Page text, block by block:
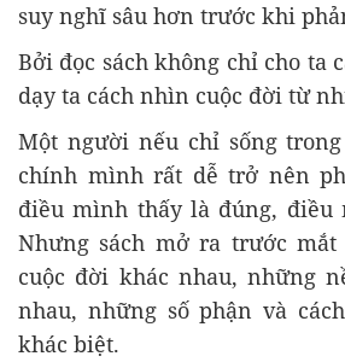
suy nghĩ sâu hơn trước khi
Bởi đọc sách không chỉ cho ta
dạy ta cách nhìn cuộc đời từ
Một người nếu chỉ sống
chính mình rất dễ trở nên
điều mình thấy là đúng, điều
Nhưng sách mở ra trước
cuộc đời khác nhau, những
nhau, những số phận và
khác biệt.